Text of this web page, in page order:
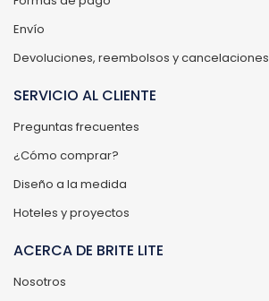
Envío
Devoluciones, reembolsos y cancelaciones
SERVICIO AL CLIENTE
Preguntas frecuentes
¿Cómo comprar?
Diseño a la medida
Hoteles y proyectos
ACERCA DE BRITE LITE
Nosotros